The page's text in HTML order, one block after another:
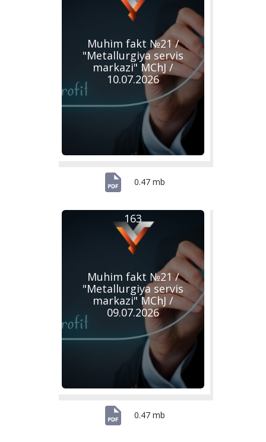
Muhim fakt №21 /
"Metallurgiya servis
markazi" MChJ /
10.07.2026
0.47 mb
Muhim fakt №21 /
"Metallurgiya servis
markazi" MChJ /
09.07.2026
163
0.47 mb